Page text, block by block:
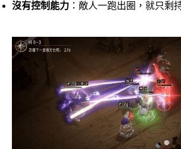
沒有控制能力 ：敵人一跑出圈，就只剩